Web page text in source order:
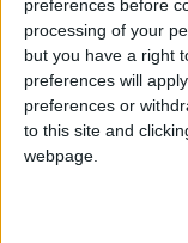
preferences before
processing of your
but you have a right
preferences will
preferences or
to this site and
webpage.
Posted in Brèves|
Balogun,Infirmerie